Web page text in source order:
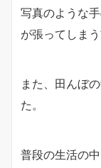
写真のような
が張ってしま
また、田んぼ
た。
普段の生活の